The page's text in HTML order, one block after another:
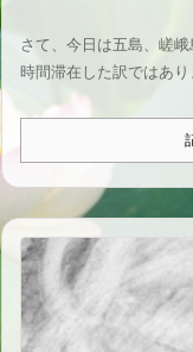
さて、今日は五島、嵯
時間滞在した訳ではあ